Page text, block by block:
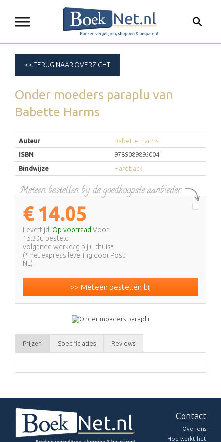
<< TERUG NAAR OVERZICHT
Onder moeders paraplu van
Babette Harms
Auteur
Babette Harms
ISBN
9789089895004
Bindwijze
Hardback
€ 14.05
Levertijd: Op voorraad Voor
15.30u besteld
volgende werkdag bij u thuis*
(*met express levering door Post
NL)
>> Meteen bestellen bij
Prijzen Specificiaties Reviews
Contact
Over ons
Hoe werkt het